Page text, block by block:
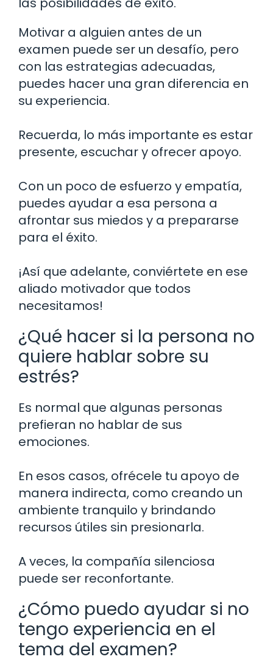
Motivar a alguien antes de un
examen puede ser un desafío, pero
con las estrategias adecuadas,
puedes hacer una gran diferencia en
su experiencia.
Recuerda, lo más importante es estar
presente, escuchar y ofrecer apoyo.
Con un poco de esfuerzo y empatía,
puedes ayudar a esa persona a
afrontar sus miedos y a prepararse
para el éxito.
¡Así que adelante, conviértete en ese
aliado motivador que todos
necesitamos!
¿Qué hacer si la persona no
quiere hablar sobre su
estrés?
Es normal que algunas personas
prefieran no hablar de sus
emociones.
En esos casos, ofrécele tu apoyo de
manera indirecta, como creando un
ambiente tranquilo y brindando
recursos útiles sin presionarla.
A veces, la compañía silenciosa
puede ser reconfortante.
¿Cómo puedo ayudar si no
tengo experiencia en el
tema del examen?